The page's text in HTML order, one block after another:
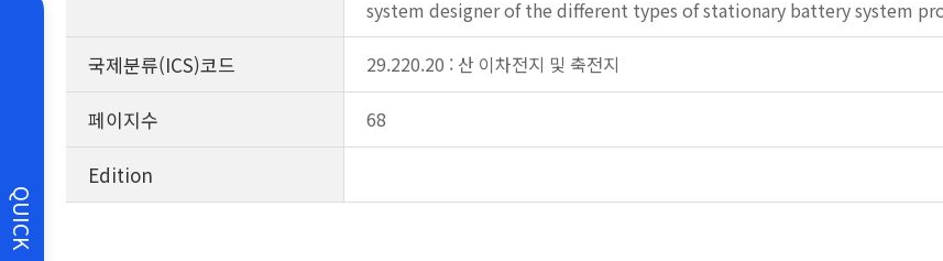
QUICK
system designer of the different types of stationary battery system
국제분류(ICS)코드 29.220.20 : 산 이차전지 및 축전지
페이지수 68
Edition